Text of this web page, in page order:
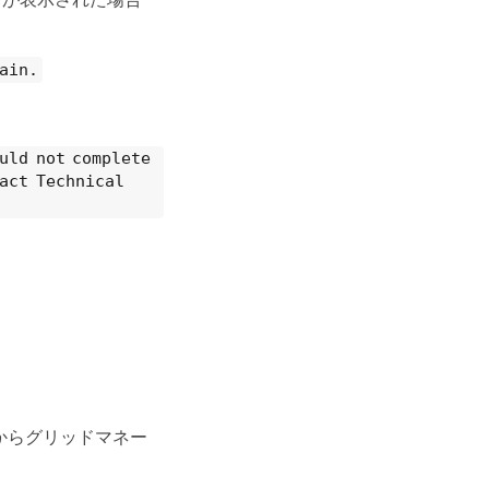
not complete
Technical
らグリッドマネー